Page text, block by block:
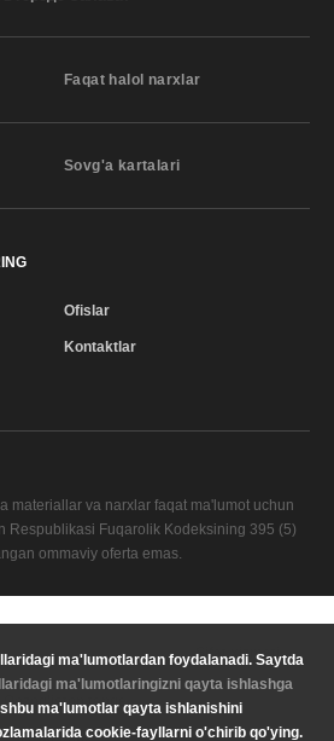
ma'lumotlardan foydalanadi. Saytda
ma'lumotlaringizni qayta ishlashga
ma'lumotlar qayta ishlanishini
cookie-fayllarni o'chirib qo'ying.
Faqat halol narxlar
Sovg'a kartalari
Ofislar
Kontaktlar
materiallar va narxlar faqat ma'lumot uchun
Respublikasi Fuqarolik Kodeksining 395 (5)
ommaviy oferta emas.
Qozog'iston tenge
Sifat xizmati
Maxfiylik
siyosati
Yuridik ma'lumot